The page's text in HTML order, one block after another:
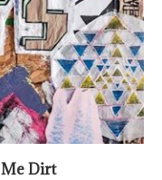
Me Dirt